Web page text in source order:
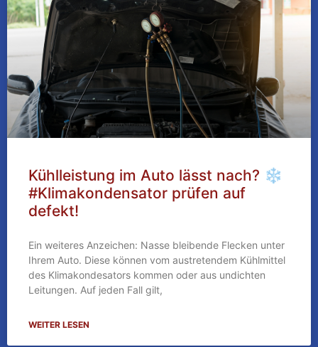
Kühlleistung im Auto lässt nach? ❄
#Klimakondensator prüfen auf
defekt!
Ein weiteres Anzeichen: Nasse bleibende Flecken unter
Ihrem Auto. Diese können vom austretendem Kühlmittel
des Klimakondesators kommen oder aus undichten
Leitungen. Auf jeden Fall gilt,
WEITER LESEN